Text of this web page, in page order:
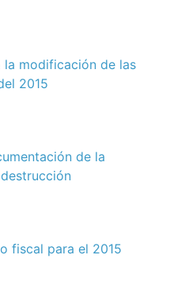
modificación de las
2015
de la
fiscal para el 2015